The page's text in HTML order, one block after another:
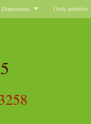
Diaporamas Oisly autrefois